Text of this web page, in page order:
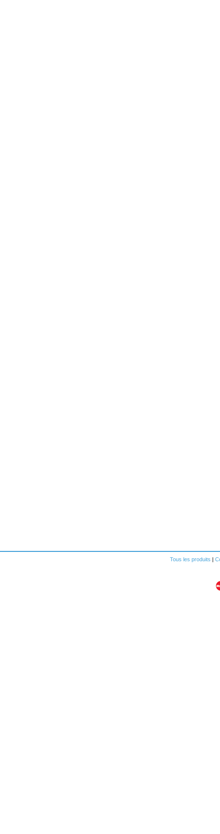
Tous les produits |